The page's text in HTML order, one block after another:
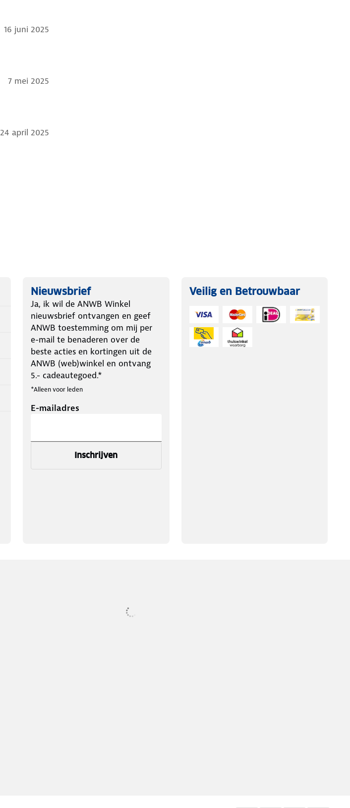
16 juni 2025
7 mei 2025
24 april 2025
Nieuwsbrief
Ja, ik wil de ANWB Winkel
nieuwsbrief ontvangen en geef
ANWB toestemming om mij per
e-mail te benaderen over de
beste acties en kortingen uit de
ANWB (web)winkel en ontvang
5.- cadeautegoed.*
*Alleen voor leden
E-mailadres
Inschrijven
Veilig en Betrouwbaar